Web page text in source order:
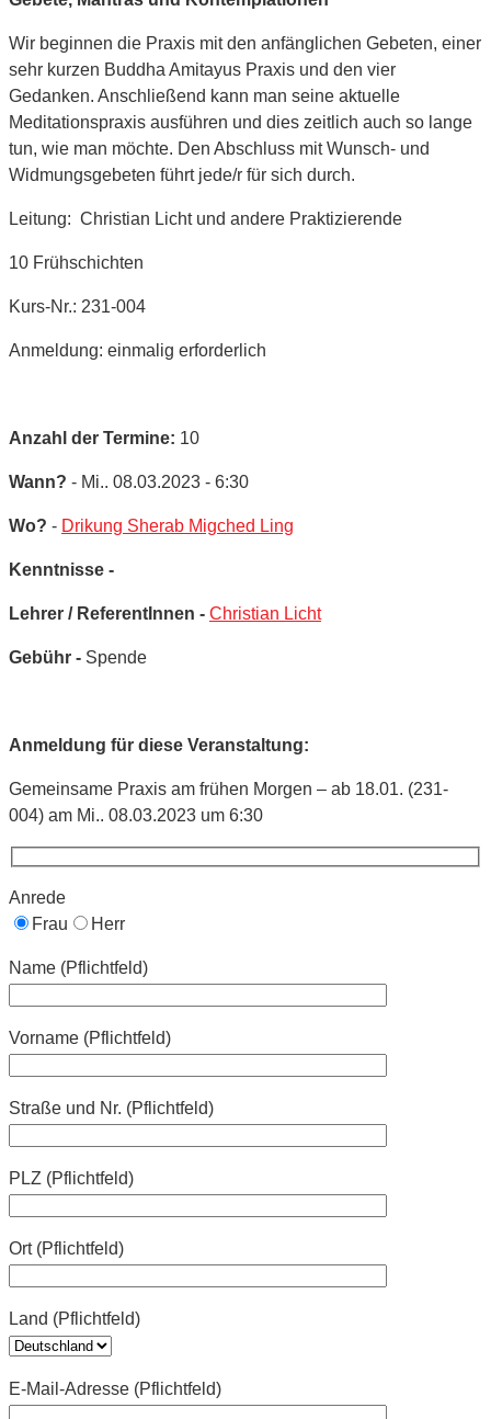
Wir beginnen die Praxis mit den anfänglichen Gebeten, einer
sehr kurzen Buddha Amitayus Praxis und den vier
Gedanken. Anschließend kann man seine aktuelle
Meditationspraxis ausführen und dies zeitlich auch so lange
tun, wie man möchte. Den Abschluss mit Wunsch- und
Widmungsgebeten führt jede/r für sich durch.
Leitung: Christian Licht und andere Praktizierende
10 Frühschichten
Kurs-Nr.: 231-004
Anmeldung: einmalig erforderlich
Anzahl der Termine: 10
Wann? - Mi.. 08.03.2023 - 6:30
Wo? - Drikung Sherab Migched Ling
Kenntnisse -
Lehrer / ReferentInnen - Christian Licht
Gebühr - Spende
Anmeldung für diese Veranstaltung:
Gemeinsame Praxis am frühen Morgen – ab 18.01. (231-
004) am Mi.. 08.03.2023 um 6:30
Anrede
Frau
Herr
Name (Pflichtfeld)
Vorname (Pflichtfeld)
Straße und Nr. (Pflichtfeld)
PLZ (Pflichtfeld)
Ort (Pflichtfeld)
Land (Pflichtfeld)
E-Mail-Adresse (Pflichtfeld)